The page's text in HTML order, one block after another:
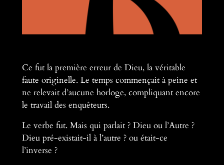
Ce fut la première erreur de Dieu, la véritable
faute originelle. Le temps commençait à peine et
ne relevait d’aucune horloge, compliquant encore
le travail des enquêteurs.
Le verbe fut. Mais qui parlait ? Dieu ou l’Autre ?
Dieu pré-existait-il à l’autre ? ou était-ce
l’inverse ?